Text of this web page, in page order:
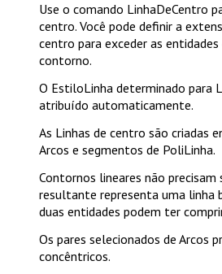
Use o comando LinhaDeCentro
centro. Você pode definir a
centro para exceder as
contorno.
O EstiloLinha determinado para
atribuído automaticamente.
As Linhas de centro são criadas
Arcos e segmentos de PoliLinha.
Contornos lineares não
resultante representa uma linha
duas entidades podem ter
Os pares selecionados de Arcos
concêntricos.